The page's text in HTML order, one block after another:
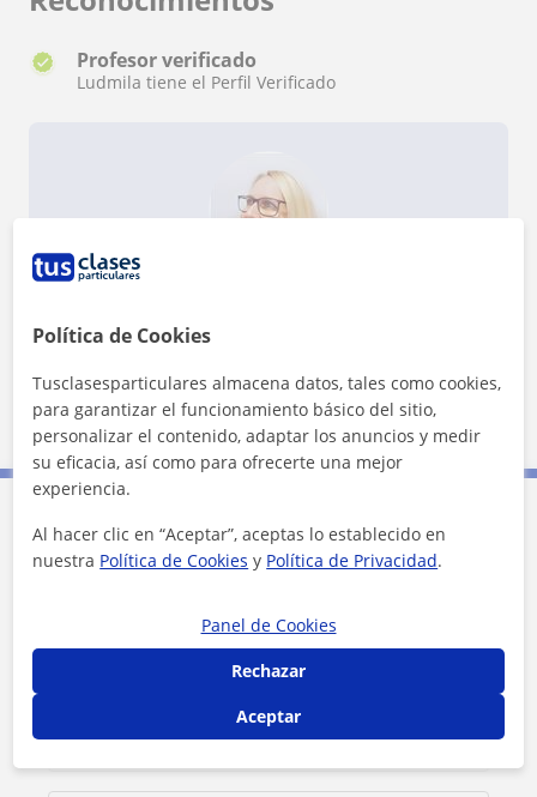
Profesor verificado
Ludmila tiene el Perfil Verificado
¿Quieres saber más de Ludmila?
★★★
Ver perfil
Contacta con Ludmila
Política de Cookies
Tusclasesparticulares almacena datos, tales como cookies,
para garantizar el funcionamiento básico del sitio,
personalizar el contenido, adaptar los anuncios y medir
su eficacia, así como para ofrecerte una mejor
experiencia.
Al hacer clic en “Aceptar”, aceptas lo establecido en
nuestra Política de Cookies y Política de Privacidad.
Panel de Cookies
Rechazar
Aceptar